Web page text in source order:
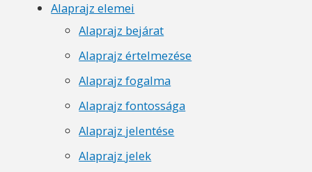
Alaprajz elemei
Alaprajz bejárat
Alaprajz értelmezése
Alaprajz fogalma
Alaprajz fontossága
Alaprajz jelentése
Alaprajz jelek